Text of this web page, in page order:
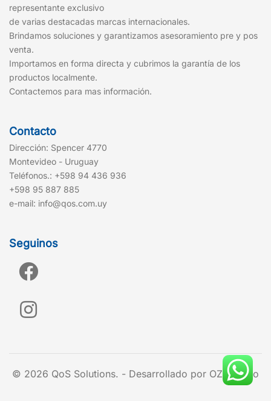
representante exclusivo
de varias destacadas marcas internacionales.
Brindamos soluciones y garantizamos asesoramiento pre y pos
venta.
Importamos en forma directa y cubrimos la garantía de los
productos localmente.
Contactemos para mas información.
Contacto
Dirección: Spencer 4770
Montevideo - Uruguay
Teléfonos.: +598 94 436 936
+598 95 887 885
e-mail: info@qos.com.uy
Seguinos
© 2026 QoS Solutions. - Desarrollado por OZ estudio